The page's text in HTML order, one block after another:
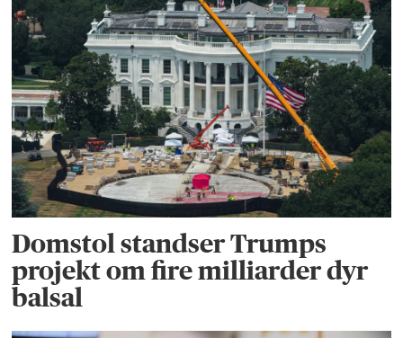
Domstol standser Trumps
projekt om fire milliarder dyr
balsal